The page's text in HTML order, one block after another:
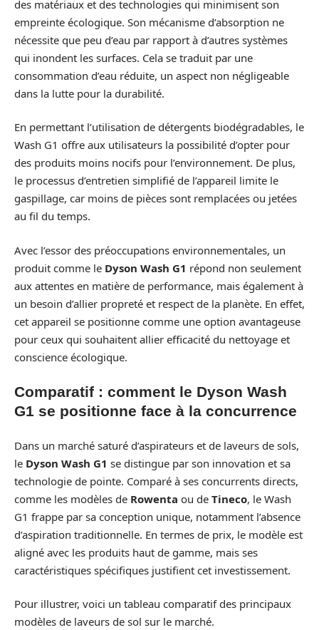
des matériaux et des technologies qui minimisent son
empreinte écologique. Son mécanisme d’absorption ne
nécessite que peu d’eau par rapport à d’autres systèmes
qui inondent les surfaces. Cela se traduit par une
consommation d’eau réduite, un aspect non négligeable
dans la lutte pour la durabilité.
En permettant l’utilisation de détergents biodégradables, le
Wash G1 offre aux utilisateurs la possibilité d’opter pour
des produits moins nocifs pour l’environnement. De plus,
le processus d’entretien simplifié de l’appareil limite le
gaspillage, car moins de pièces sont remplacées ou jetées
au fil du temps.
Avec l’essor des préoccupations environnementales, un
produit comme le Dyson Wash G1 répond non seulement
aux attentes en matière de performance, mais également à
un besoin d’allier propreté et respect de la planète. En effet,
cet appareil se positionne comme une option avantageuse
pour ceux qui souhaitent allier efficacité du nettoyage et
conscience écologique.
Comparatif : comment le Dyson Wash
G1 se positionne face à la concurrence
Dans un marché saturé d’aspirateurs et de laveurs de sols,
le Dyson Wash G1 se distingue par son innovation et sa
technologie de pointe. Comparé à ses concurrents directs,
comme les modèles de Rowenta ou de Tineco, le Wash
G1 frappe par sa conception unique, notamment l’absence
d’aspiration traditionnelle. En termes de prix, le modèle est
aligné avec les produits haut de gamme, mais ses
caractéristiques spécifiques justifient cet investissement.
Pour illustrer, voici un tableau comparatif des principaux
modèles de laveurs de sol sur le marché.